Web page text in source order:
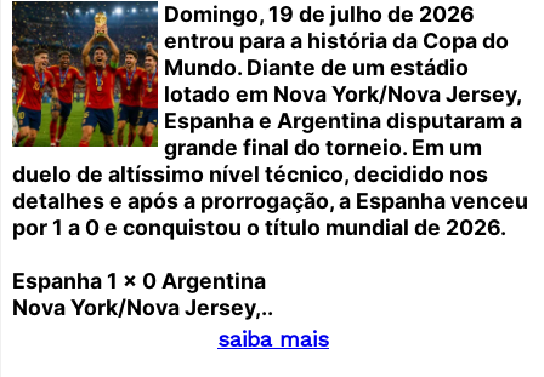
Domingo, 19 de julho de 2026
entrou para a história da Copa do
Mundo. Diante de um estádio
lotado em Nova York/Nova Jersey,
Espanha e Argentina disputaram a
grande final do torneio. Em um
duelo de altíssimo nível técnico, decidido nos
detalhes e após a prorrogação, a Espanha venceu
por 1 a 0 e conquistou o título mundial de 2026.
Espanha 1 x 0 Argentina
Nova York/Nova Jersey,..
saiba mais